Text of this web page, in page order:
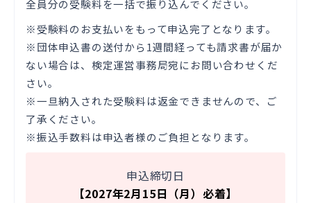
全員分の受験料を一括で振り込んでください。
※受験料のお支払いをもって申込完了となります。
※団体申込書の送付から1週間経っても請求書が届か
ない場合は、検定運営事務局宛にお問い合わせくだ
さい。
※一旦納入された受験料は返金できませんので、ご
了承ください。
※振込手数料は申込者様のご負担となります。
申込締切日
【2027年2月15日（月）必着】